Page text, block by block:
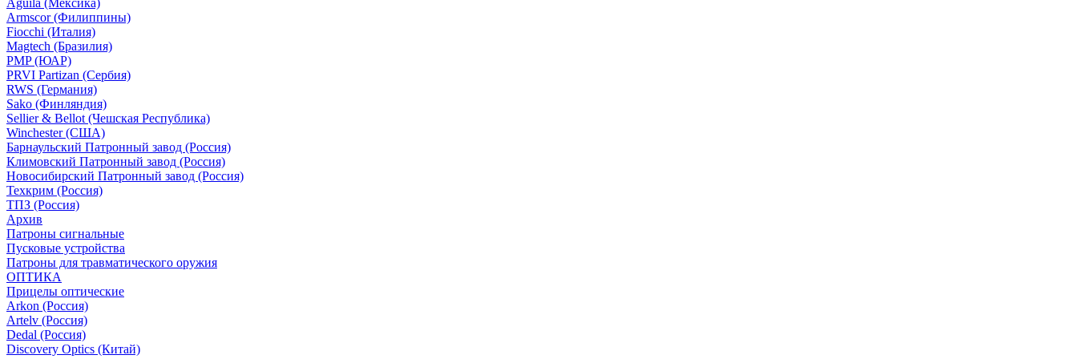
Aguila (Мексика)
Armscor (Филиппины)
Fiocchi (Италия)
Magtech (Бразилия)
PMP (ЮАР)
PRVI Partizan (Сербия)
RWS (Германия)
Sako (Финляндия)
Sellier & Bellot (Чешская Республика)
Winchester (США)
Барнаульский Патронный завод (Россия)
Климовский Патронный завод (Россия)
Новосибирский Патронный завод (Россия)
Техкрим (Россия)
ТПЗ (Россия)
Архив
Патроны сигнальные
Пусковые устройства
Патроны для травматического оружия
ОПТИКА
Прицелы оптические
Arkon (Россия)
Artelv (Россия)
Dedal (Россия)
Discovery Optics (Китай)